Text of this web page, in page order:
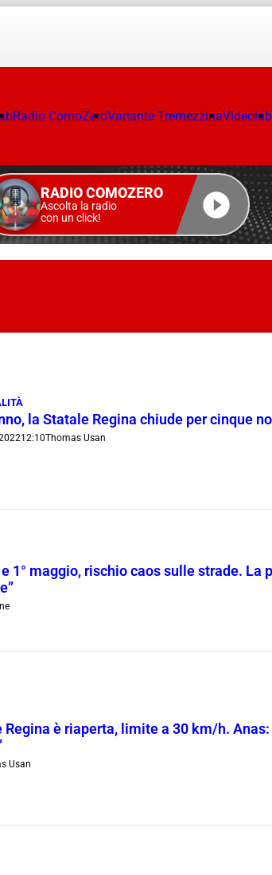
Radio ComoZeroVariante TremezzinaVideolab
RADIO COMOZERO
Ascolta la radio
con un click!
la Statale Regina chiude per cinque
12:10Thomas Usan
1° maggio, rischio caos sulle strade.
Regina è riaperta, limite a 30 km/h.
Usan